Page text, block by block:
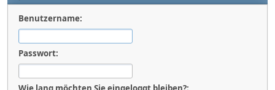
Benutzername:
Passwort: